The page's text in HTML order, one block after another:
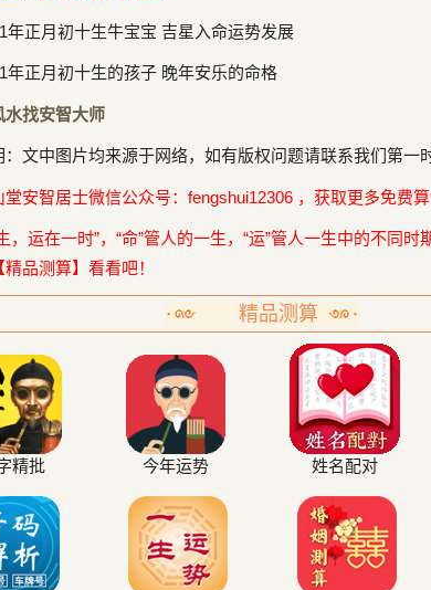
正月初十生牛宝宝 吉星入命运势发展
正月初十生的孩子 晚年安乐的命格
水找安智大师
：文中图片均来源于网络，如有版权问题请联系我们第一
堂安智居士微信公众号：fengshui12306 ，获取更多免费
，运在一时”，“命”管人的一生，“运”管人一生中的不同
品测算】看看吧！
精品测算
精批 今年运势 姓名配对